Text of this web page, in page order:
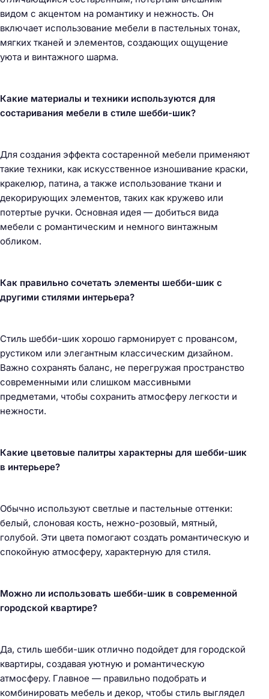
видом с акцентом на романтику и нежность. Он
включает использование мебели в пастельных тонах,
мягких тканей и элементов, создающих ощущение
уюта и винтажного шарма.
Какие материалы и техники используются для
состаривания мебели в стиле шебби-шик?
Для создания эффекта состаренной мебели применяют
такие техники, как искусственное изношивание краски,
кракелюр, патина, а также использование ткани и
декорирующих элементов, таких как кружево или
потертые ручки. Основная идея — добиться вида
мебели с романтическим и немного винтажным
обликом.
Как правильно сочетать элементы шебби-шик с
другими стилями интерьера?
Стиль шебби-шик хорошо гармонирует с провансом,
рустиком или элегантным классическим дизайном.
Важно сохранять баланс, не перегружая пространство
современными или слишком массивными
предметами, чтобы сохранить атмосферу легкости и
нежности.
Какие цветовые палитры характерны для шебби-шик
в интерьере?
Обычно используют светлые и пастельные оттенки:
белый, слоновая кость, нежно-розовый, мятный,
голубой. Эти цвета помогают создать романтическую и
спокойную атмосферу, характерную для стиля.
Можно ли использовать шебби-шик в современной
городской квартире?
Да, стиль шебби-шик отлично подойдет для городской
квартиры, создавая уютную и романтическую
атмосферу. Главное — правильно подобрать и
комбинировать мебель и декор, чтобы стиль выглядел